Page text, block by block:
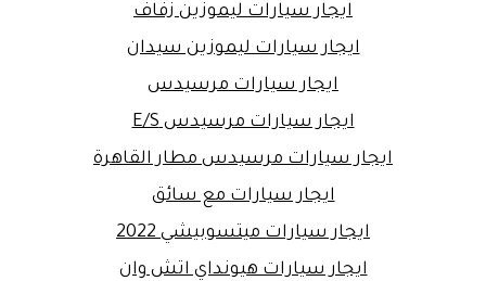
ايجار سيارات ليموزين زفاف
ايجار سيارات ليموزين سيدان
ايجار سيارات مرسيدس
ايجار سيارات مرسيدس E/S
ايجار سيارات مرسيدس مطار القاهرة
ايجار سيارات مع سائق
ايجار سيارات ميتسوبيشي 2022
ايجار سيارات هيونداي اتش وان